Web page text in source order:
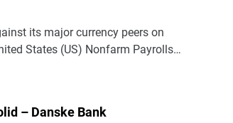
its major currency peers on
States (US) Nonfarm Payrolls
– Danske Bank